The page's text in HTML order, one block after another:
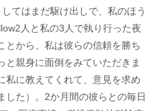
てはまだ駆け出しで、私のほう
人と私の3人で執り行った夜
とから、私は彼らの信頼を勝ち
と親身に面倒をみていただきま
私に教えてくれて、意見を求め
した）。2か月間の彼らとの毎日